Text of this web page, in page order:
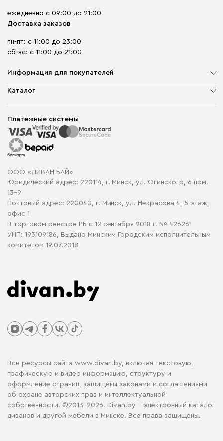
ежедневно с 09:00 до 21:00
Доставка заказов
пн-пт: с 11:00 до 23:00
сб-вс: с 11:00 до 21:00
Информация для покупателей
О компании
Способы оплаты
Рассрочка и кредит
Гарантия
Карта сайта
Политика конфиденциальности
Политика в отношении обработки cookie
Каталог
Корпусная мебель
Распродажа мебели
Платежные системы
ООО «ДИВАН БАЙ»
Юридический адрес: 220114, г. Минск, ул. Огинского, 6 пом.
13-9
Почтовый адрес: 220040, г. Минск, ул. Некрасова 4, 5 этаж,
офис 1
В торговом реестре РБ с 12 сентября 2018 г. № 426261
УНП: 193109186, Выдано Минским Городским исполнительным
комитетом 19.07.2018
Все ресурсы сайта www.divan.by, включая текстовую,
графическую и видео информацию, структуру и
оформление страниц, защищены законами и соглашениями
об охране авторских прав и интеллектуальной
собственности. ©2013-2026. Divan.by - электронный каталог
диванов и другой мебели в Минске. Все права защищены.